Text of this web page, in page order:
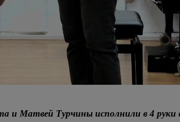
и Матвей Турчины исполнили в 4